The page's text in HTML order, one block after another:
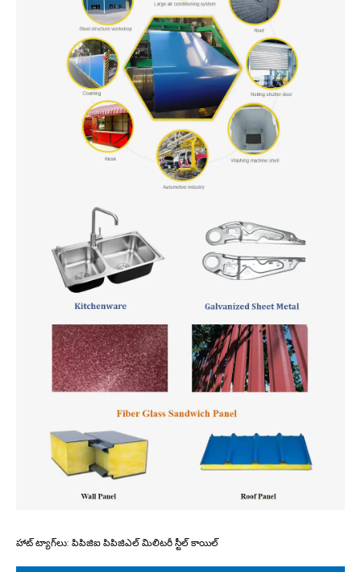
హాట్ ట్యాగ్‌లు: పిపిజిఐ పిపిజిఎల్ మిలిటరీ స్టీల్ కాయిల్